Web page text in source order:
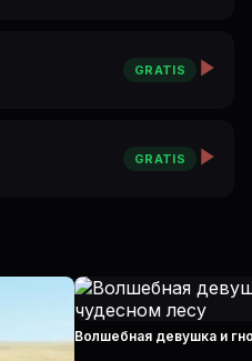
GRATIS
GRATIS
Волшебная девушка и